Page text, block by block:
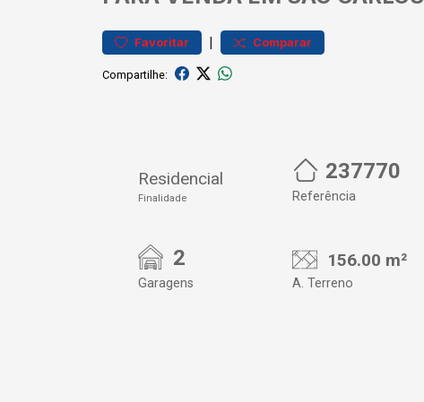
Favoritar | Comparar
Compartilhe:
Residencial
Finalidade
237770
Referência
2
Garagens
156.00 m²
A. Terreno